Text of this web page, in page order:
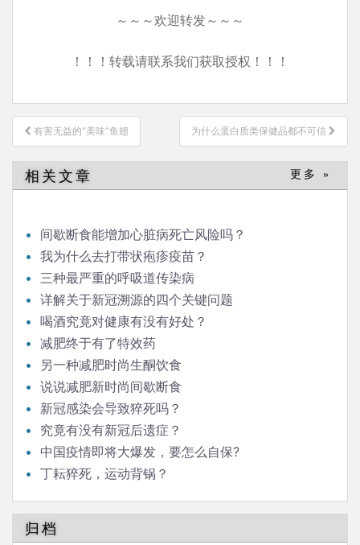
～～～欢迎转发～～～
！！！转载请联系我们获取授权！！！
文
章
导
航
有害无益的“美味”鱼翅 为什么蛋白质类保健品都不可信
相关文章 更多 »
间歇断食能增加心脏病死亡风险吗？
我为什么去打带状疱疹疫苗？
三种最严重的呼吸道传染病
详解关于新冠溯源的四个关键问题
喝酒究竟对健康有没有好处？
减肥终于有了特效药
另一种减肥时尚生酮饮食
说说减肥新时尚间歇断食
新冠感染会导致猝死吗？
究竟有没有新冠后遗症？
中国疫情即将大爆发，要怎么自保?
丁耘猝死，运动背锅？
归档